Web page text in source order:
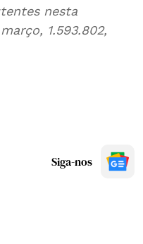
nesta
1.593.802,
Siga-nos